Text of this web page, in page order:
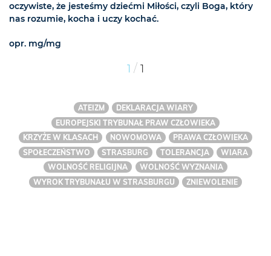
oczywiste, że jesteśmy dziećmi Miłości, czyli Boga, który
nas rozumie, kocha i uczy kochać.
opr. mg/mg
1 / 1
ATEIZM
DEKLARACJA WIARY
EUROPEJSKI TRYBUNAŁ PRAW CZŁOWIEKA
KRZYŻE W KLASACH
NOWOMOWA
PRAWA CZŁOWIEKA
SPOŁECZEŃSTWO
STRASBURG TOLERANCJA
WIARA
WOLNOŚĆ RELIGIJNA
WOLNOŚĆ WYZNANIA
WYROK TRYBUNAŁU W STRASBURGU
ZNIEWOLENIE